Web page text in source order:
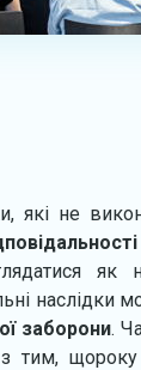
які не
як
наслідки
заборони.
тим, щороку